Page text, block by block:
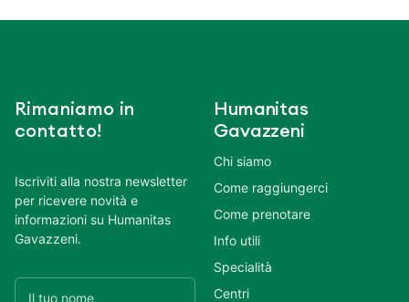
Rimaniamo in
contatto!
Iscriviti alla nostra newsletter
per ricevere novità e
informazioni su Humanitas
Gavazzeni.
Humanitas
Gavazzeni
Chi siamo
Come raggiungerci
Come prenotare
Info utili
Specialità
Centri